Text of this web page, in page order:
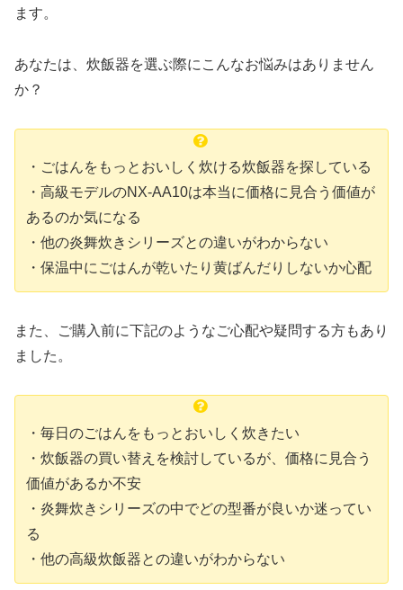
ます。
あなたは、炊飯器を選ぶ際にこんなお悩みはありません
か？
・ごはんをもっとおいしく炊ける炊飯器を探している
・高級モデルのNX-AA10は本当に価格に見合う価値が
あるのか気になる
・他の炎舞炊きシリーズとの違いがわからない
・保温中にごはんが乾いたり黄ばんだりしないか心配
また、ご購入前に下記のようなご心配や疑問する方もあり
ました。
・毎日のごはんをもっとおいしく炊きたい
・炊飯器の買い替えを検討しているが、価格に見合う
価値があるか不安
・炎舞炊きシリーズの中でどの型番が良いか迷ってい
る
・他の高級炊飯器との違いがわからない